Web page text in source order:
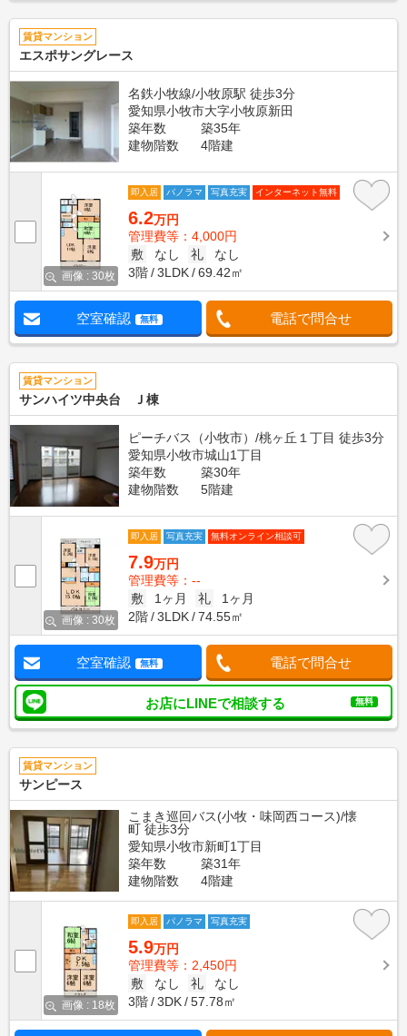
賃貸マンション
エスポサングレース
名鉄小牧線/小牧原駅 徒歩3分
愛知県小牧市大字小牧原新田
築年数
築35年
建物階数
4階建
画像 : 30枚
即入居 パノラマ 写真充実 インターネット無料
6.2万円
管理費等：4,000円
敷
なし 礼
なし
3階
3LDK 69.42㎡
空室確認 無料 電話で問合せ
賃貸マンション
サンハイツ中央台 Ｊ棟
ピーチバス（小牧市）/桃ヶ丘１丁目 徒歩3分
愛知県小牧市城山1丁目
築年数
築30年
建物階数
5階建
画像 : 30枚
即入居 写真充実 無料オンライン相談可
7.9万円
管理費等：--
敷
1ヶ月 礼
1ヶ月
2階
3LDK 74.55㎡
空室確認 無料 電話で問合せ
お店にLINEで相談する 無料
賃貸マンション
サンピース
こまき巡回バス(小牧・味岡西コース)/懐
町 徒歩3分
愛知県小牧市新町1丁目
築年数
築31年
建物階数
4階建
画像 : 18枚
即入居 パノラマ 写真充実
5.9万円
管理費等：2,450円
敷
なし 礼
なし
3階
3DK 57.78㎡